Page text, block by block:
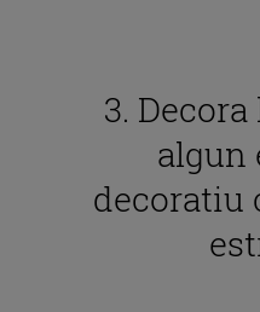
3.
algun
decoratiu